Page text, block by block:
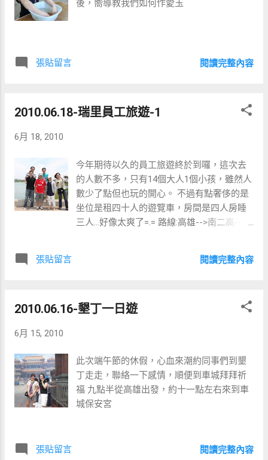
後，嚮導教我們如何作愛玉
張貼留言 閱讀完整內容
2010.06.18-瑞里員工旅遊-1
6月 18, 2010
今年期待以久的員工旅遊終於到囉，這次去
的人數不多，只有14個大人1個小孩，雖然人
數少了點但也玩的開心。 不過有點奢侈的是
坐位是租四十人的遊覽車，房間是四人房睡
三人...好像太爽了=.= 路線:高雄-->南二高-->
渡過混亂又驚魂的早上。 第一個景點本來是
張貼留言 閱讀完整內容
2010.06.16-墾丁一日遊
6月 15, 2010
此次端午節的休假，心血來潮約同事們到墾
丁走走，聯絡一下感情，順便到車城拜拜祈
福 九點半從高雄出發，約十一點左右來到車
城保安宮
張貼留言 閱讀完整內容